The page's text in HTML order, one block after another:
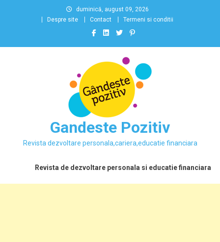
duminică, august 09, 2026
Despre site
Contact Termeni si conditii
Gandeste Pozitiv
Revista dezvoltare personala,cariera,educatie financiara
Revista de dezvoltare personala si educatie financiara